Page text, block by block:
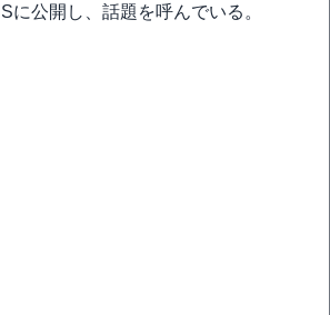
に公開し、話題を呼んでいる。